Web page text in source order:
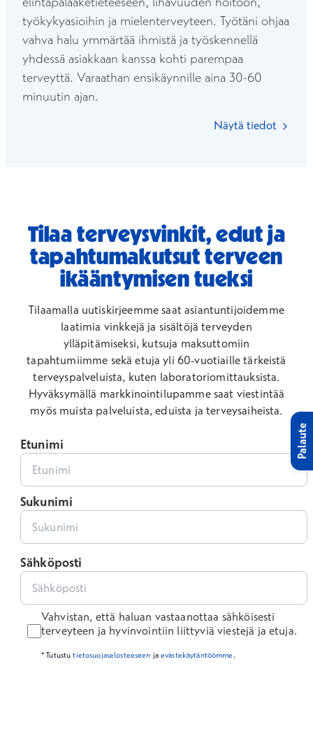
työkykyasioihin ja mielenterveyteen. Työtäni ohjaa
vahva halu ymmärtää ihmistä ja työskennellä
yhdessä asiakkaan kanssa kohti parempaa
terveyttä. Varaathan ensikäynnille aina 30-60
minuutin ajan.
Näytä tiedot
Tilaa terveysvinkit, edut ja
tapahtumakutsut terveen
ikääntymisen tueksi
Tilaamalla uutiskirjeemme saat asiantuntijoidemme
laatimia vinkkejä ja sisältöjä terveyden
ylläpitämiseksi, kutsuja maksuttomiin
tapahtumiimme sekä etuja yli 60-vuotiaille tärkeistä
terveyspalveluista, kuten laboratoriomittauksista.
Hyväksymällä markkinointilupamme saat viestintää
myös muista palveluista, eduista ja terveysaiheista.
Etunimi
Sukunimi
Sähköposti
Vahvistan, että haluan vastaanottaa sähköisesti
terveyteen ja hyvinvointiin liittyviä viestejä ja etuja.
* Tutustutietosuojaselosteeseen jaevästekäytäntöömme.
Palaute